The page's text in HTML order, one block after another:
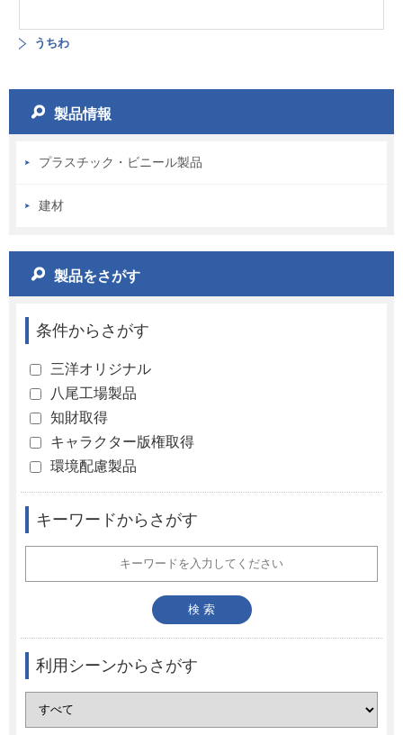
うちわ
製品情報
プラスチック・ビニール製品
建材
製品をさがす
条件からさがす
三洋オリジナル
八尾工場製品
知財取得
キャラクター版権取得
環境配慮製品
キーワードからさがす
利用シーンからさがす